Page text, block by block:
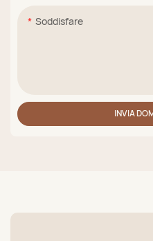
Soddisfare
INVIA